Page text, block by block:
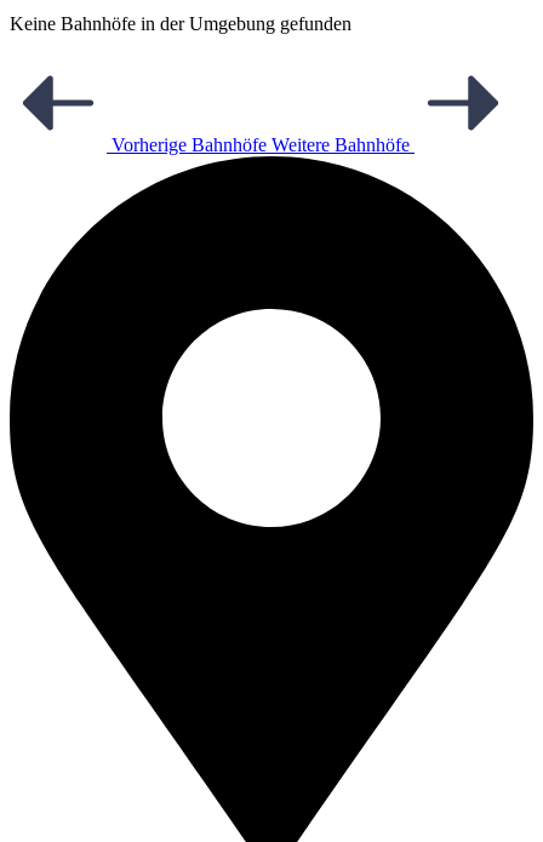
Keine Bahnhöfe in der Umgebung gefunden
Vorherige Bahnhöfe Weitere Bahnhöfe